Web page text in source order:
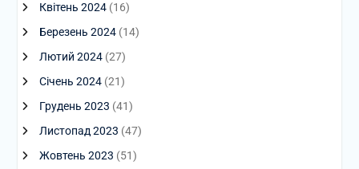
Квітень 2024(16)
Березень 2024(14)
Лютий 2024(27)
Січень 2024(21)
Грудень 2023 (41)
Листопад 2023 (47)
Жовтень 2023 (51)